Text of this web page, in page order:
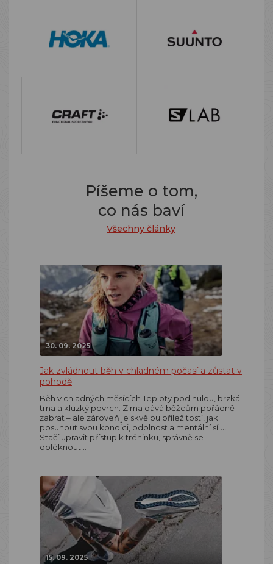
Píšeme o tom,
co nás baví
Všechny články
30. 09. 2025
Jak zvládnout běh v chladném počasí a zůstat v
pohodě
Běh v chladných měsících Teploty pod nulou, brzká
tma a kluzký povrch. Zima dává běžcům pořádně
zabrat – ale zároveň je skvělou příležitostí, jak
posunout svou kondici, odolnost a mentální sílu.
Stačí upravit přístup k tréninku, správně se
obléknout…
15. 09. 2025